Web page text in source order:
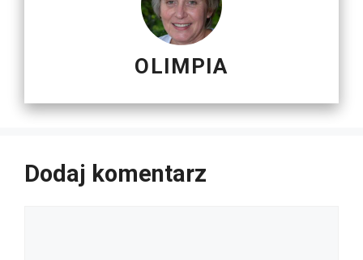
OLIMPIA
Dodaj komentarz